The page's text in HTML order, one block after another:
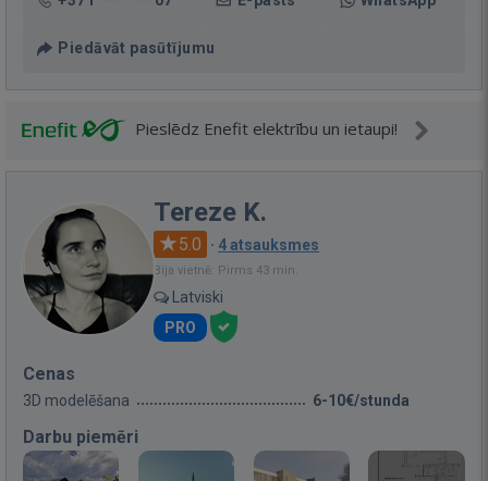
Piedāvāt pasūtījumu
Pieslēdz Enefit elektrību un ietaupi!
Tereze K.
5.0 · 4 atsauksmes
Bija vietnē: Pirms 43 min.
Latviski
PRO
Cenas
3D modelēšana 6-10€/stunda
Darbu piemēri